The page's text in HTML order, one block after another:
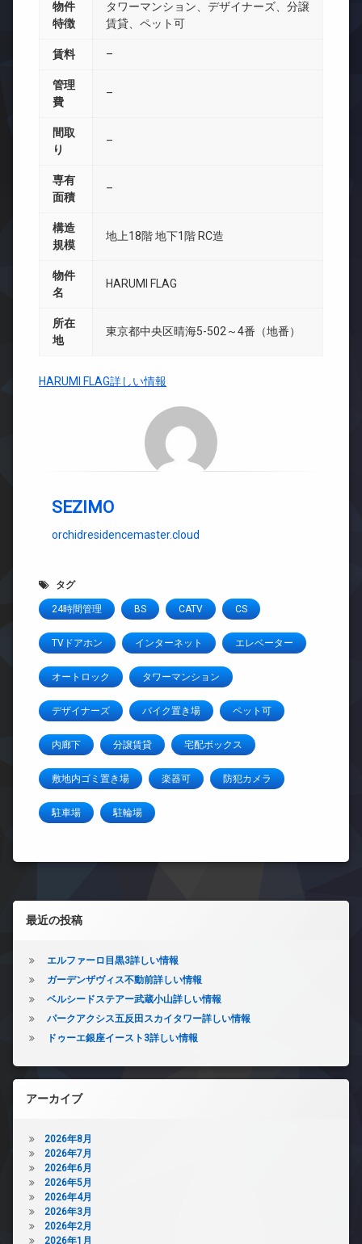
物件
特徴
タワーマンション、デザイナーズ、分譲
賃貸、ペット可
賃料 –
管理
費
–
間取
り
–
専有
面積
–
構造
規模
地上18階 地下1階 RC造
物件
名
HARUMI FLAG
所在
地
東京都中央区晴海5-502～4番（地番）
HARUMI FLAG詳しい情報
SEZIMO
orchidresidencemaster.cloud
タグ
24時間管理 BS CATV CS
TVドアホン インターネット エレベーター
オートロック タワーマンション
デザイナーズ バイク置き場 ペット可
内廊下 分譲賃貸 宅配ボックス
敷地内ゴミ置き場 楽器可 防犯カメラ
駐車場 駐輪場
左サイドバー
最近の投稿
エルファーロ目黒3詳しい情報
ガーデンザヴィス不動前詳しい情報
ベルシードステアー武蔵小山詳しい情報
パークアクシス五反田スカイタワー詳しい情報
ドゥーエ銀座イースト3詳しい情報
アーカイブ
2026年8月
2026年7月
2026年6月
2026年5月
2026年4月
2026年3月
2026年2月
2026年1月